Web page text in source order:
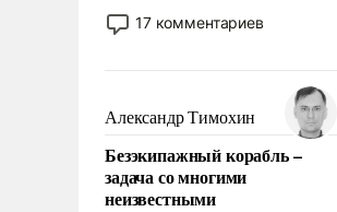
принадлежит, а кого из нее
исключили с правом
чем она отличается от просто
образованных людей. Иногда
казалось, что эти вопросы
решены раз и навсегда, но –
нет, не решены.
17 комментариев
Александр Тимохин
Безэкипажный корабль –
задача со многими
неизвестными